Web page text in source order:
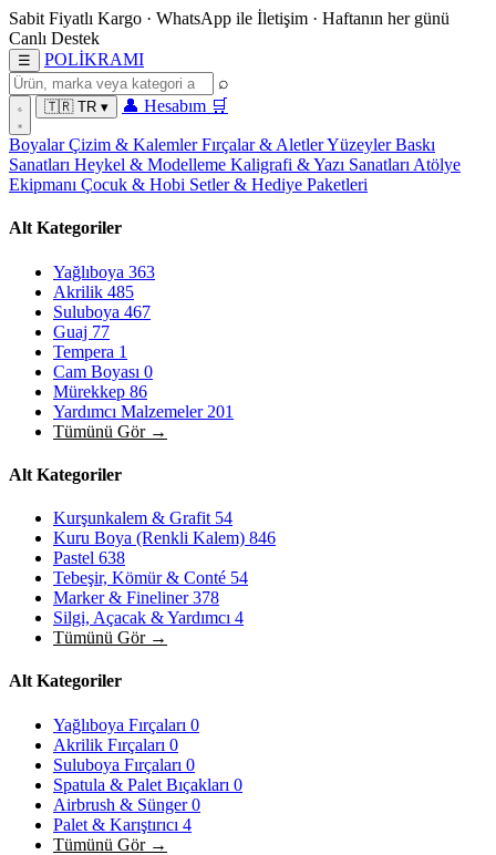
Sabit Fiyatlı Kargo · WhatsApp ile İletişim · Haftanın her günü
Canlı Destek
☰ POLİKRAMI
⌕
🇹🇷 TR ▾ 👤 Hesabım 🛒
BoyalarÇizim & KalemlerFırçalar & AletlerYüzeylerBaskı
Sanatları Heykel & Modelleme Kaligrafi & Yazı Sanatları Atölye
Ekipmanı Çocuk & Hobi Setler & Hediye Paketleri
Alt Kategoriler
Yağlıboya 363
Akrilik 485
Suluboya 467
Guaj 77
Tempera 1
Cam Boyası 0
Mürekkep 86
Yardımcı Malzemeler 201
Tümünü Gör →
Alt Kategoriler
Kurşunkalem & Grafit 54
Kuru Boya (Renkli Kalem) 846
Pastel 638
Tebeşir, Kömür & Conté 54
Marker & Fineliner378
Silgi, Açacak & Yardımcı 4
Tümünü Gör →
Alt Kategoriler
Yağlıboya Fırçaları 0
Akrilik Fırçaları 0
Suluboya Fırçaları 0
Spatula & Palet Bıçakları 0
Airbrush & Sünger0
Palet & Karıştırıcı 4
Tümünü Gör →